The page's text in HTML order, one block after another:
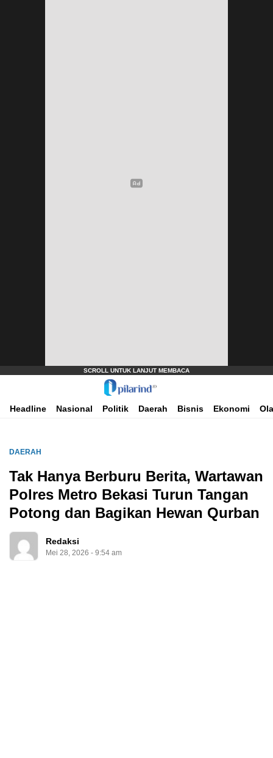
Pilarind.id
Dimana Arah Bangsa Bermula
Headline
Nasional Politik Daerah Bisnis Ekonomi
DAERAH
Tak Hanya Berburu Berita, Wartawan
Polres Metro Bekasi Turun Tangan
Potong dan Bagikan Hewan Qurban
Redaksi
Mei 28, 2026 - 9:54 am